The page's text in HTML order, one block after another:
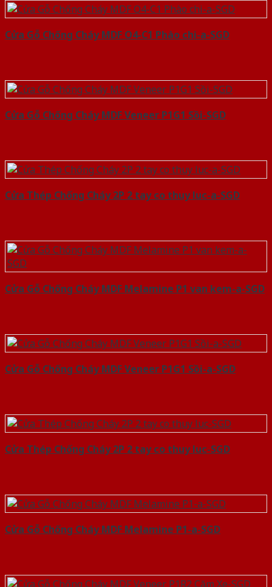
Cửa Gỗ Chống Cháy MDF O4-C1 Phào chi-a-SGD
Cửa Gỗ Chống Cháy MDF Veneer P1G1 Sồi-SGD
Cửa Thép Chống Cháy 2P 2 tay co thuy luc-a-SGD
Cửa Gỗ Chống Cháy MDF Melamine P1 van kem-a-SGD
Cửa Gỗ Chống Cháy MDF Veneer P1G1 Sồi-a-SGD
Cửa Thép Chống Cháy 2P 2 tay co thuy luc-SGD
Cửa Gỗ Chống Cháy MDF Melamine P1-a-SGD